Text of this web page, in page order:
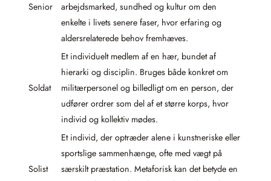
Senior
arbejdsmarked, sundhed og kultur om den
enkelte i livets senere faser, hvor erfaring og
aldersrelaterede behov fremhæves.
Soldat
Et individuelt medlem af en hær, bundet af
hierarki og disciplin. Bruges både konkret om
militærpersonel og billedligt om en person, der
udfører ordrer som del af et større korps, hvor
individ og kollektiv mødes.
Solist
Et individ, der optræder alene i kunstneriske eller
sportslige sammenhænge, ofte med vægt på
særskilt præstation. Metaforisk kan det betyde en